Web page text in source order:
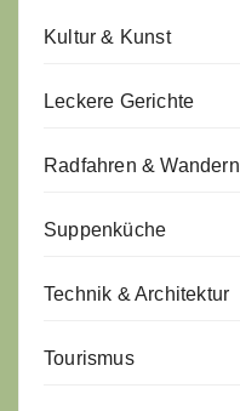
Kultur & Kunst
Leckere Gerichte
Radfahren & Wandern
Suppenküche
Technik & Architektur
Tourismus